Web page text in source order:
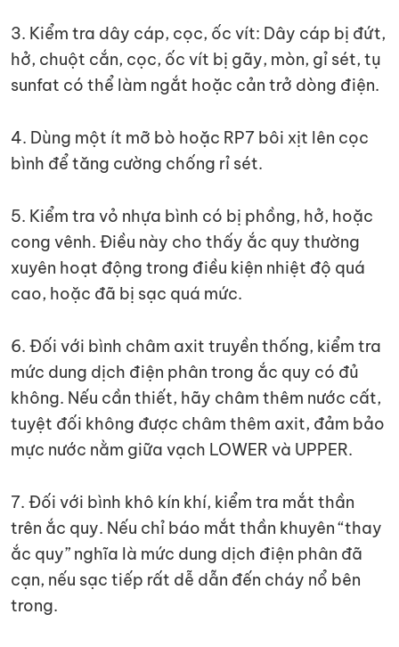
3. Kiểm tra dây cáp, cọc, ốc vít: Dây cáp bị đứt,
hở, chuột cắn, cọc, ốc vít bị gãy, mòn, gỉ sét, tụ
sunfat có thể làm ngắt hoặc cản trở dòng điện.
4. Dùng một ít mỡ bò hoặc RP7 bôi xịt lên cọc
bình để tăng cường chống rỉ sét.
5. Kiểm tra vỏ nhựa bình có bị phồng, hở, hoặc
cong vênh. Điều này cho thấy ắc quy thường
xuyên hoạt động trong điều kiện nhiệt độ quá
cao, hoặc đã bị sạc quá mức.
6. Đối với bình châm axit truyền thống, kiểm tra
mức dung dịch điện phân trong ắc quy có đủ
không. Nếu cần thiết, hãy châm thêm nước cất,
tuyệt đối không được châm thêm axit, đảm bảo
mực nước nằm giữa vạch LOWER và UPPER.
7. Đối với bình khô kín khí, kiểm tra mắt thần
trên ắc quy. Nếu chỉ báo mắt thần khuyên “thay
ắc quy” nghĩa là mức dung dịch điện phân đã
cạn, nếu sạc tiếp rất dễ dẫn đến cháy nổ bên
trong.